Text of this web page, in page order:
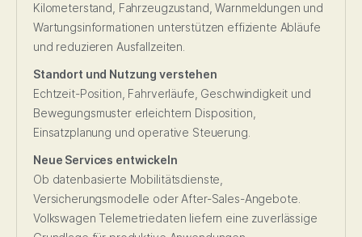
Kilometerstand, Fahrzeugzustand, Warnmeldungen und
Wartungsinformationen unterstützen effiziente Abläufe
und reduzieren Ausfallzeiten.
Standort und Nutzung verstehen
Echtzeit-Position, Fahrverläufe, Geschwindigkeit und
Bewegungsmuster erleichtern Disposition,
Einsatzplanung und operative Steuerung.
Neue Services entwickeln
Ob datenbasierte Mobilitätsdienste,
Versicherungsmodelle oder After-Sales-Angebote.
Volkswagen Telemetriedaten liefern eine zuverlässige